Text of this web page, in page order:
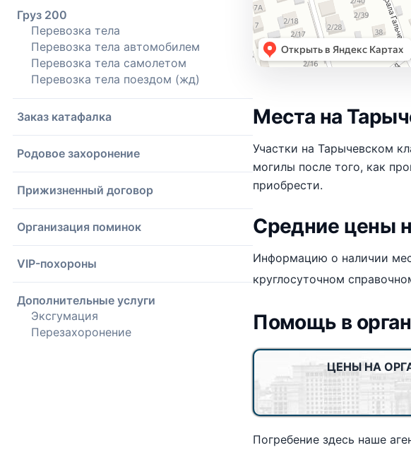
Груз 200
Перевозка тела
Перевозка тела автомобилем
Перевозка тела самолетом
Перевозка тела поездом (жд)
Заказ катафалка
Родовое захоронение
Прижизненный договор
Организация поминок
VIP-похороны
Дополнительные услуги
Эксгумация
Перезахоронение
Места на
Участки на Тарычевском
могилы после того, как
приобрести.
Средние цены
Информацию о наличии
круглосуточном
Помощь в
ЦЕНЫ НА
Погребение здесь наше